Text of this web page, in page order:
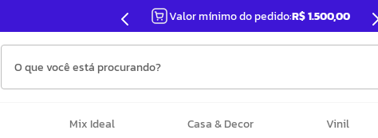
Valor mínimo do pedido:R$ 1.500,00
O que você está procurando?
Mix Ideal Casa & Decor Vinil